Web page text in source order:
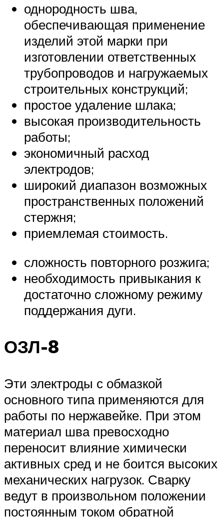
однородность шва,
обеспечивающая применение
изделий этой марки при
изготовлении ответственных
трубопроводов и нагружаемых
строительных конструкций;
простое удаление шлака;
высокая производительность
работы;
экономичный расход
электродов;
широкий диапазон возможных
пространственных положений
стержня;
приемлемая стоимость.
сложность повторного розжига;
необходимость привыкания к
достаточно сложному режиму
поддержания дуги.
ОЗЛ-8
Эти электроды с обмазкой
основного типа применяются для
работы по нержавейке. При этом
материал шва превосходно
переносит влияние химически
активных сред и не боится высоких
механических нагрузок. Сварку
ведут в произвольном положении
постоянным током обратной